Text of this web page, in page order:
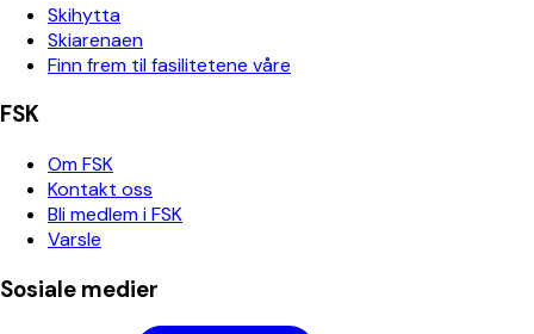
Skihytta
Skiarenaen
Finn frem til fasilitetene våre
FSK
Om FSK
Kontakt oss
Bli medlem i FSK
Varsle
Sosiale medier